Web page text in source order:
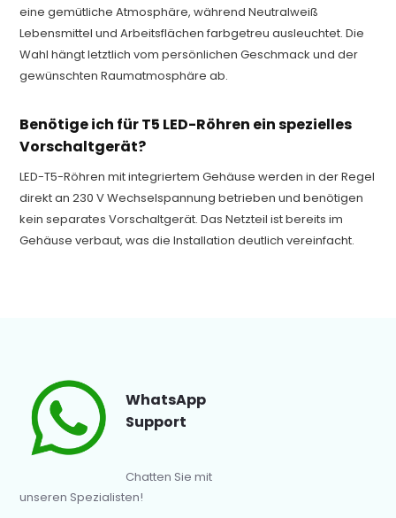
eine gemütliche Atmosphäre, während Neutralweiß
Lebensmittel und Arbeitsflächen farbgetreu ausleuchtet. Die
Wahl hängt letztlich vom persönlichen Geschmack und der
gewünschten Raumatmosphäre ab.
Benötige ich für T5 LED-Röhren ein spezielles
Vorschaltgerät?
LED-T5-Röhren mit integriertem Gehäuse werden in der Regel
direkt an 230 V Wechselspannung betrieben und benötigen
kein separates Vorschaltgerät. Das Netzteil ist bereits im
Gehäuse verbaut, was die Installation deutlich vereinfacht.
WhatsApp
Support
Chatten Sie mit
unseren Spezialisten!